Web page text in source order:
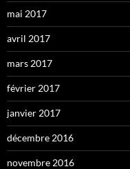
mai 2017
avril 2017
mars 2017
février 2017
janvier 2017
décembre 2016
novembre 2016